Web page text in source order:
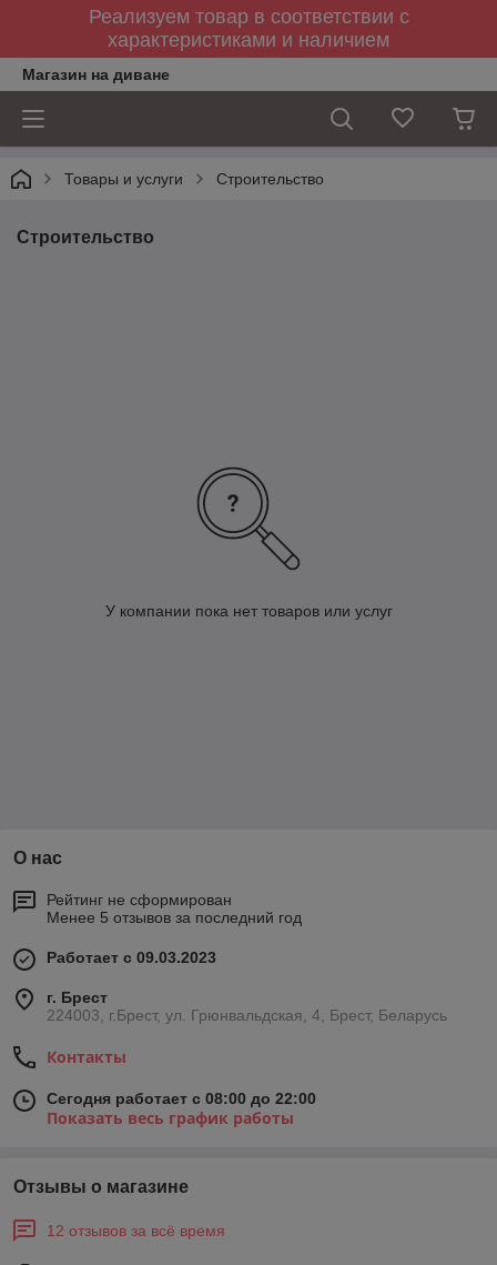
Реализуем товар в соответствии с
характеристиками и наличием
Магазин на диване
Товары и услуги Строительство
Строительство
У компании пока нет товаров или услуг
О нас
Рейтинг не сформирован
Менее 5 отзывов за последний год
Работает с 09.03.2023
г. Брест
224003, г.Брест, ул. Грюнвальдская, 4, Брест, Беларусь
Контакты
Сегодня работает с 08:00 до 22:00
Показать весь график работы
Отзывы о магазине
12 отзывов за всё время